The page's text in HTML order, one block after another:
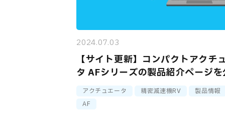
2024.07.03
【サイト更新】コンパクトアクチ
タ AFシリーズの製品紹介ページを
しました
アクチュエータ 精密減速機RV
製品情報
AF